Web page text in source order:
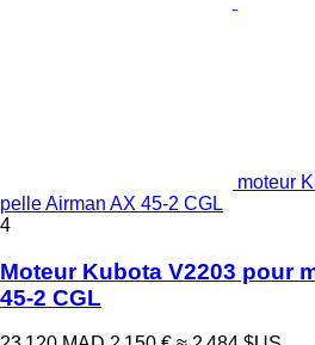
moteur
pelle Airman AX 45-2 CGL
4
Moteur Kubota V2203 pour
45-2 CGL